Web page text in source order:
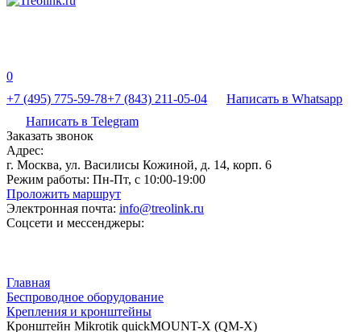
0
+7 (495) 775-59-78+7 (843) 211-05-04
Написать в Whatsapp
Написать в Telegram
Заказать звонок
Адрес:
г. Москва, ул. Василисы Кожиной, д. 14, корп. 6
Режим работы: Пн-Пт, с 10:00-19:00
Проложить маршрут
Электронная почта: info@treolink.ru
Соцсети и мессенджеры:
Главная
Беспроводное оборудование
Крепления и кронштейны
Кронштейн Mikrotik quickMOUNT-X (QM-X)